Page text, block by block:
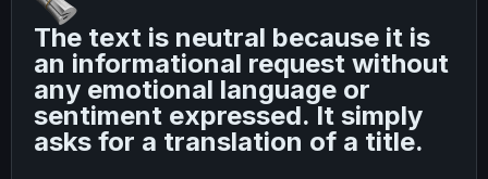
The text is neutral because it is
an informational request without
any emotional language or
sentiment expressed. It simply
asks for a translation of a title.